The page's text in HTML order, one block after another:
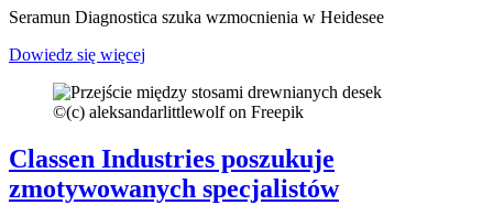
Seramun Diagnostica szuka wzmocnienia w Heidesee
Dowiedz się więcej
©(c) aleksandarlittlewolf on Freepik
Classen Industries poszukuje
zmotywowanych specjalistów